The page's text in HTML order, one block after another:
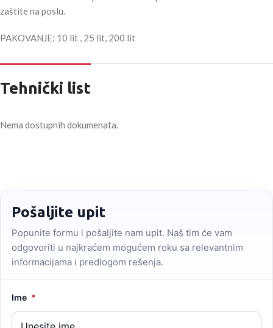
zaštite na poslu.
PAKOVANJE: 10 lit , 25 lit, 200 lit
Tehnički list
Nema dostupnih dokumenata.
Pošaljite upit
Popunite formu i pošaljite nam upit. Naš tim će vam
odgovoriti u najkraćem mogućem roku sa relevantnim
informacijama i predlogom rešenja.
Ime *